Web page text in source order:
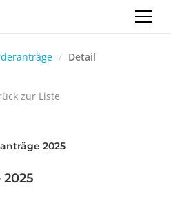
Detail
zur Liste
2025